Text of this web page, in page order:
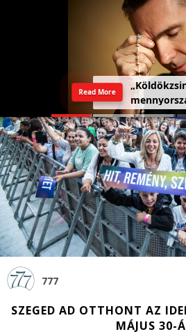
777
SZEGED AD OTTHONT AZ
MÁJUS 30-
amely a
Read More